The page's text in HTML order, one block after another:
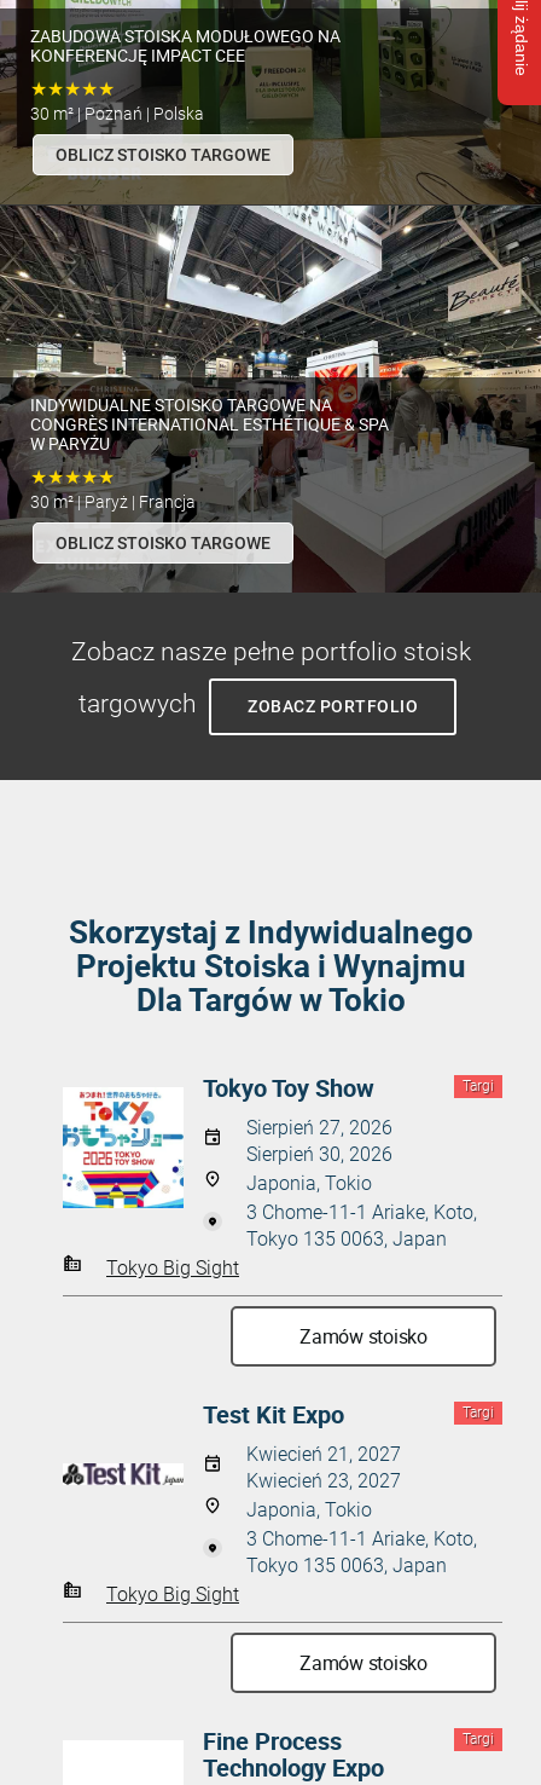
Wyślij żądanie
ZABUDOWA STOISKA MODUŁOWEGO NA
KONFERENCJĘ IMPACT CEE
★★★★★
30 m² | Poznań | Polska
OBLICZ STOISKO TARGOWE
INDYWIDUALNE STOISKO TARGOWE NA
CONGRÈS INTERNATIONAL ESTHÉTIQUE & SPA
W PARYŻU
★★★★★
30 m² | Paryż | Francja
OBLICZ STOISKO TARGOWE
Zobacz nasze pełne portfolio stoisk
targowych
ZOBACZ PORTFOLIO
Skorzystaj z Indywidualnego
Projektu Stoiska i Wynajmu
Dla Targów w Tokio
Targi
Tokyo Toy Show
Sierpień 27, 2026
Sierpień 30, 2026
Japonia, Tokio
3 Chome-11-1 Ariake, Koto,
Tokyo 135 0063, Japan
Tokyo Big Sight
Zamów stoisko
Targi
Test Kit Expo
Kwiecień 21, 2027
Kwiecień 23, 2027
Japonia, Tokio
3 Chome-11-1 Ariake, Koto,
Tokyo 135 0063, Japan
Tokyo Big Sight
Zamów stoisko
Targi
Fine Process
Technology Expo